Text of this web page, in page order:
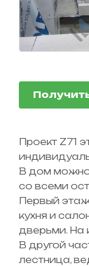
Проект Z71
В дом можно
со всеми
Первый
кухня и
дверьми. На
В другой
лестница,